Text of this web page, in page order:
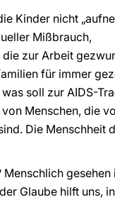
Kinder nicht
Mißbrauch,
zur Arbeit
für immer
soll zur AIDS-
Menschen, die
Die Menschheit
gesehen
Glaube hilft uns,